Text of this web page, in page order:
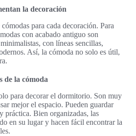
la decoración
para cada decoración. Para
con acabado antiguo son
con líneas sencillas,
Así, la cómoda no solo es útil,
de la cómoda
para decorar el dormitorio. Son muy
mejor el espacio. Pueden guardar
práctica. Bien organizadas, las
en su lugar y hacen fácil encontrar la